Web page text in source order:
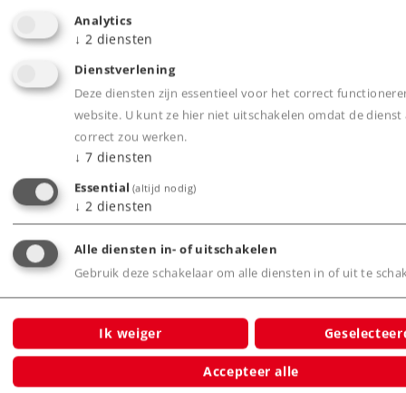
Met het versturen van het contactformulier
door ons. Voor de genomen maatregelen inzake
gegevensbescherming verwijzen wij u naarde
Duitse website.
Producten
Service
Nieuws
Belevenis
Clubs
Analytics
↓ 2 diensten
Dienstverlening
Deze diensten zijn essentieel voor het correct
website. U kunt ze hier niet uitschakelen omdat de dienst
correct zou werken.
↓ 7 diensten
Essential (altijd nodig)
↓ 2 diensten
Alle diensten in- of uitschakelen
Gebruik deze schakelaar om alle diensten in of uit te
Ik weiger
Accepteer alle